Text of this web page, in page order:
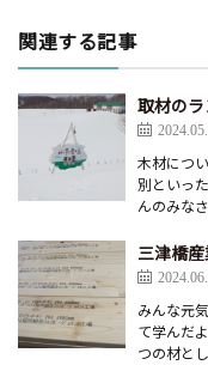
関連する記事
取材の
木材につ
別といっ
んのみな
三津橋
みんな元
て学んだ
つの材と